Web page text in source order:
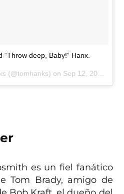
deep, Baby!” Hanx.
(@tomhanks) on Sep 12, 2016 at 7:18pm PDT
es un fiel fanático
Tom Brady, amigo de